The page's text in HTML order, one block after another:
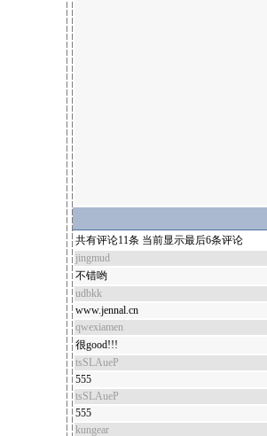
共有评论11条 当前显示最后6条评论
jingmud
不错哟
udbkk
www.jennal.cn
qwexiamen
很good!!!
tsSLAueP
555
tsSLAueP
555
kungear